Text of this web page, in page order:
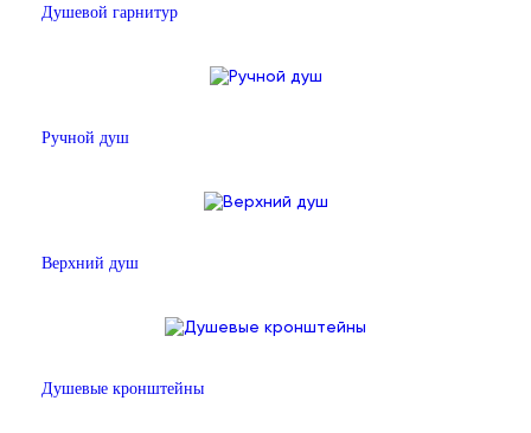
Душевой гарнитур
Ручной душ
Верхний душ
Душевые кронштейны